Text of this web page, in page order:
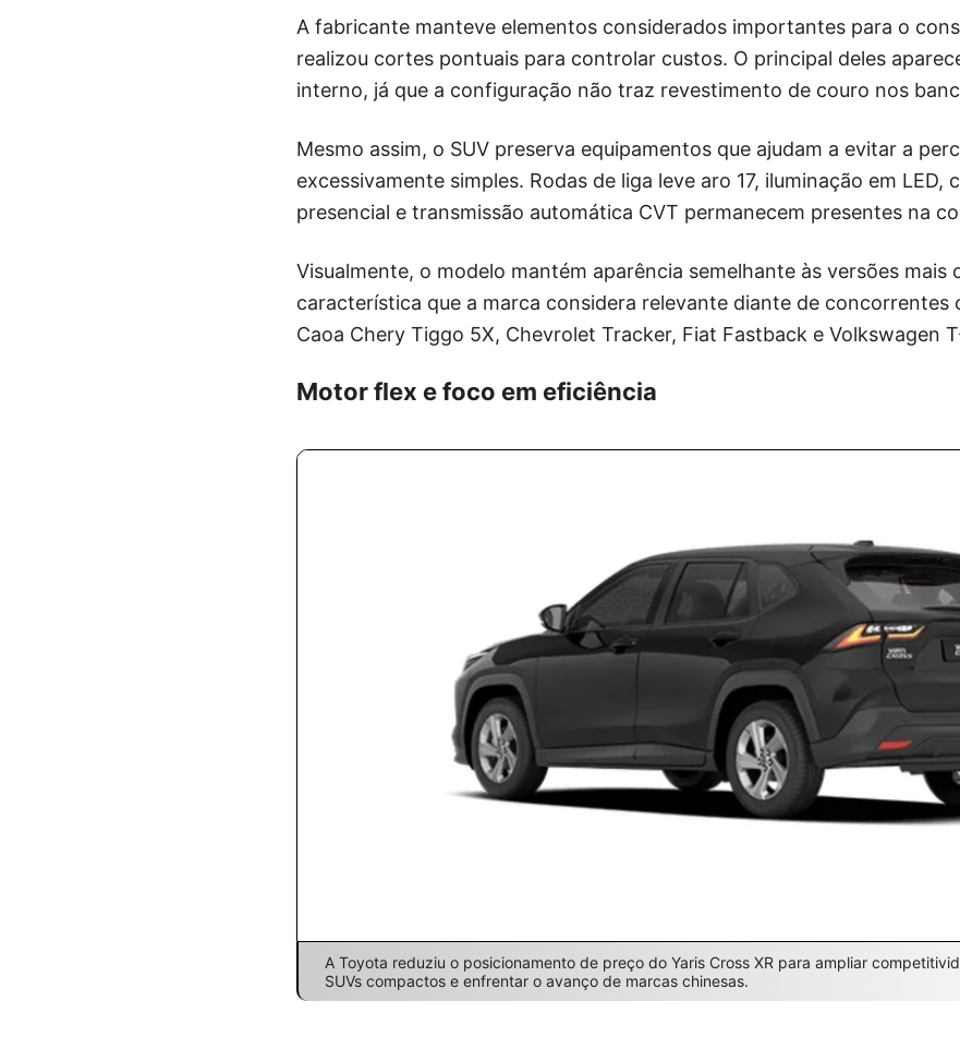
A fabricante manteve elementos considerados importantes para o
realizou cortes pontuais para controlar custos. O principal deles
interno, já que a configuração não traz revestimento de couro nos
Mesmo assim, o SUV preserva equipamentos que ajudam a evitar a
excessivamente simples. Rodas de liga leve aro 17, iluminação em LED,
presencial e transmissão automática CVT permanecem presentes na
Visualmente, o modelo mantém aparência semelhante às versões mais
característica que a marca considera relevante diante de concorrentes
Caoa Chery Tiggo 5X, Chevrolet Tracker, Fiat Fastback e Volkswagen
Motor flex e foco em eficiência
A Toyota reduziu o posicionamento de preço do Yaris Cross XR para ampliar
SUVs compactos e enfrentar o avanço de marcas chinesas.